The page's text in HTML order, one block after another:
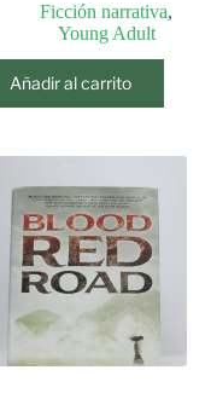
Ficción narrativa,
Young Adult
Añadir al carrito